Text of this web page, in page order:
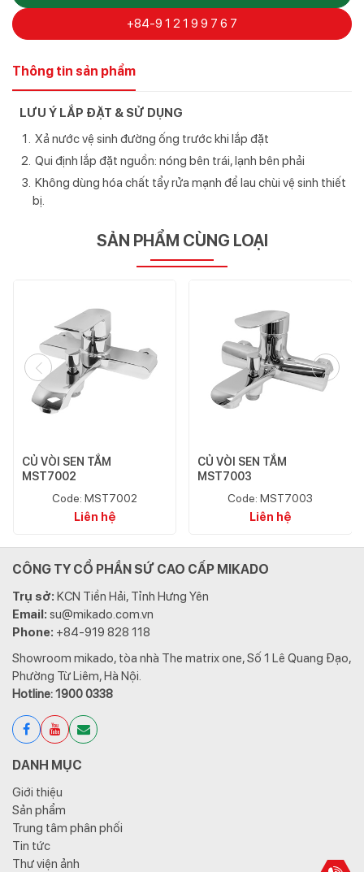
+84-9 1 2 1 9 9 7 6 7
Thông tin sản phẩm
LƯU Ý LẮP ĐẶT & SỬ DỤNG
Xả nước vệ sinh đường ống trước khi lắp đặt
Qui định lắp đặt nguồn: nóng bên trái, lạnh bên phải
Không dùng hóa chất tẩy rửa mạnh để lau chùi vệ sinh thiết
bị.
SẢN PHẨM CÙNG LOẠI
CỦ VÒI SEN TẮM
MST7002
Code: MST7002
Liên hệ
CỦ VÒI SEN TẮM
MST7003
Code: MST7003
Liên hệ
CÔNG TY CỔ PHẦN SỨ CAO CẤP MIKADO
Trụ sở: KCN Tiền Hải, Tỉnh Hưng Yên
Email: su@mikado.com.vn
Phone: +84-919 828 118
Showroom mikado, tòa nhà The matrix one, Số 1 Lê Quang Đạo,
Phường Từ Liêm, Hà Nội.
Hotline: 1900 0338
DANH MỤC
Giới thiệu
Sản phẩm
Trung tâm phân phối
Tin tức
Thư viện ảnh